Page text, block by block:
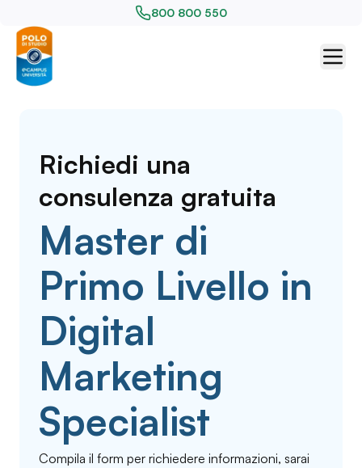
800 800 550
Richiedi una
consulenza gratuita
Master di
Primo Livello in
Digital
Marketing
Specialist
Compila il form per richiedere informazioni, sarai